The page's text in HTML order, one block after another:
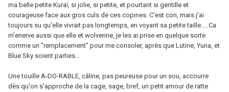
ma belle petite Kuraï, si jolie, si petite, et pourtant si gentille et
courageuse face aux gros culs de ces copines. C'est con, mais j'ai
toujours su qu'elle vivrait pas longtemps, en voyant sa petite taille.....Ca
m'enerve aussi que elle et wolverine, je les ai prise en quelque sorte
comme un "remplacement" pour me consoler, après que Lutine, Yuna, et
Blue Sky soient parties...
Une touille A-DO-RABLE, câline, pas peureuse pour un sou, accourre
dès qu'on s'approche de la cage, sage, bref, un petit amour de ratte